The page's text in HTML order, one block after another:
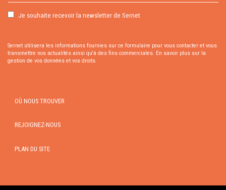
Je souhaite recevoir la newsletter de Sernet
Sernet utilisera les informations fournies sur ce formulaire pour vous contacter et vous
transmettre nos actualités ainsi qu'à des fins commerciales. En savoir plus sur la
gestion de vos données et vos droits.
OÙ NOUS TROUVER
REJOIGNEZ-NOUS
PLAN DU SITE